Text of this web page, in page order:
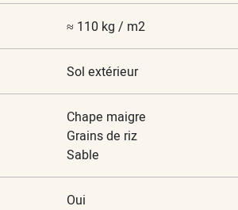
≈ 110 kg / m2
Sol extérieur
Chape maigre
Grains de riz
Sable
Oui